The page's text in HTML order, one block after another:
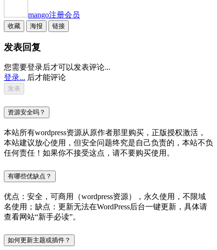
mango注册会员
收藏 海报 链接
发表回复
您需要登录后才可以发表评论...
登录... 后才能评论
资源安全吗？
本站所有wordpress资源从原作者那里购买，正版授权激活，
本站建议放心使用，但安全问题终究是自己负责的，本站不负
任何责任！如果你不接受这点，请不要购买使用。
有哪些优缺点？
优点：安全，可商用（wordpress资源），永久使用，不限域
名使用；缺点：更新无法在WordPress后台一键更新，具体请
查看网站“新手必读”。
如何更新主题或插件？